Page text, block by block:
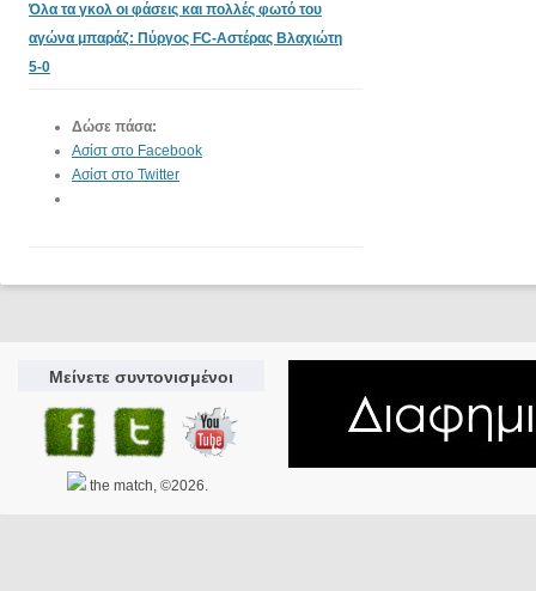
Όλα τα γκολ οι φάσεις και πολλές φωτό του
αγώνα μπαράζ: Πύργος FC-Αστέρας Βλαχιώτη
5-0
Δώσε πάσα:
Ασίστ στο Facebook
Ασίστ στο Twitter
Μείνετε συντονισμένοι
the match, ©2026.